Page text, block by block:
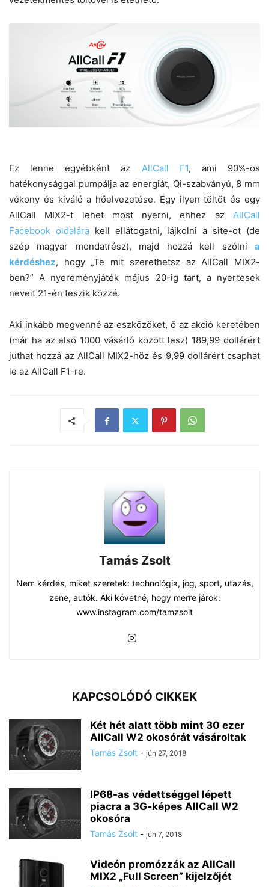
Ez lenne egyébként az AllCall F1, ami 90%-os
hatékonysággal pumpálja az energiát, Qi-szabványú, 8 mm
vékony és kiváló a hőelvezetése. Egy ilyen töltőt és egy
AllCall MIX2-t lehet most nyerni, ehhez az AllCall
Facebook oldalárakell ellátogatni, lájkolni a site-ot (de
szép magyar mondatrész), majd hozzá kell szólni a
kérdéshez, hogy „Te mit szerethetsz az AllCall MIX2-
ben?” A nyereményjáték május 20-ig tart, a nyertesek
neveit 21-én teszik közzé.
Aki inkább megvenné az eszközöket, ő az akció keretében
(már ha az első 1000 vásárló között lesz) 189,99 dollárért
juthat hozzá az AllCall MIX2-höz és 9,99 dollárért csaphat
le az AllCall F1-re.
Tamás Zsolt
Nem kérdés, miket szeretek: technológia, jog, sport, utazás,
zene, autók. Aki követné, hogy merre járok:
www.instagram.com/tamzsolt
KAPCSOLÓDÓ CIKKEK
Két hét alatt több mint 30 ezer
AllCall W2 okosórát vásároltak
Tamás Zsolt - jún 27, 2018
IP68-as védettséggel lépett
piacra a 3G-képes AllCall W2
okosóra
Tamás Zsolt - jún 7, 2018
Videón promózzák az AllCall
MIX2 „Full Screen” kijelzőjét